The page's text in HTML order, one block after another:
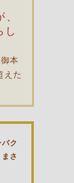
し
本
えた
ク
さ